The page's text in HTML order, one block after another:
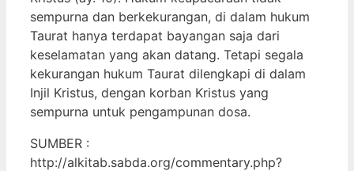
sempurna dan berkekurangan, di dalam hukum
Taurat hanya terdapat bayangan saja dari
keselamatan yang akan datang. Tetapi segala
kekurangan hukum Taurat dilengkapi di dalam
Injil Kristus, dengan korban Kristus yang
sempurna untuk pengampunan dosa.
SUMBER :
http://alkitab.sabda.org/commentary.php?